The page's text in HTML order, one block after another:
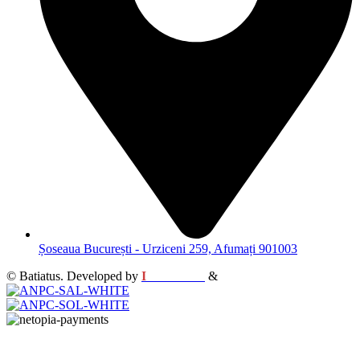
Șoseaua București - Urziceni 259, Afumați 901003
© Batiatus. Developed by I &